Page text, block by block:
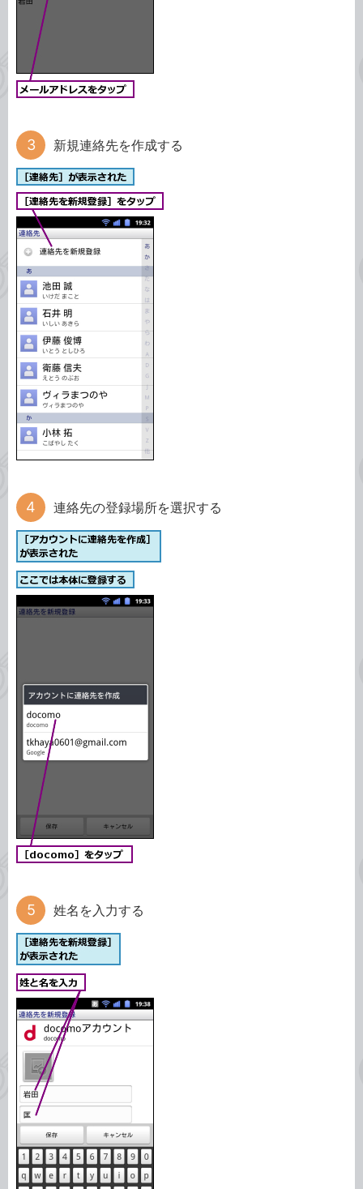
新規連絡先を作成する
連絡先の登録場所を選択する
姓名を入力する